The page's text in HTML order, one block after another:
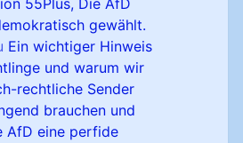
55Plus, Die AfD
gewählt.
Ein wichtiger Hinweis
und warum wir
rechtliche Sender
brauchen und
AfD eine perfide